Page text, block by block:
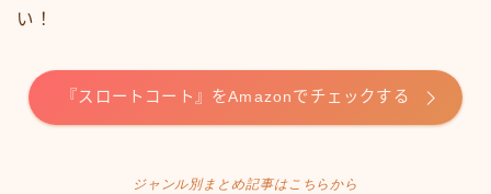
い！
『スロートコート』をAmazonでチェックする
ジャンル別まとめ記事はこちらから